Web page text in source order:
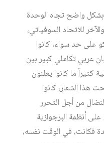
واضح تجاه الوحدة
للاتحاد السوفياتي،
على حد سواء، كانوا
عربي تكاملي كبير بين
كثيراً ما كانوا يعلنون
هذا الشعار، كانوا
من أجل التحرر
أنظمة البرجوازية
فكانت، في الوقت نفسه،